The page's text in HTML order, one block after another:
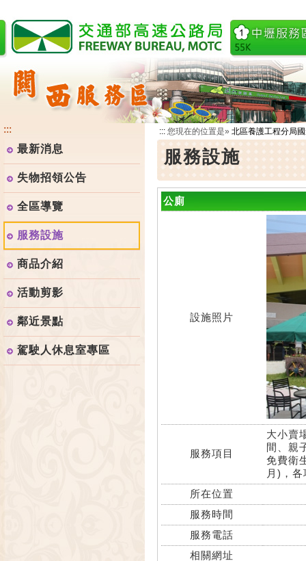
到
:::
最新消息
失物招領公告
全區導覽
服務設施
商品介紹
活動剪影
鄰近景點
駕駛人休息室專區
::: 您現在的位置是» 北區養護工程分局
服務設施
公廁
設施照片
服務項目
大小賣
間、親
免費衛
月)，
所在位置
服務時間
服務電話
相關網址